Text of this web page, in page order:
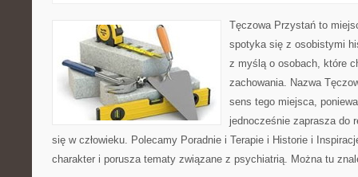
Tęczowa Przystań to
spotyka się z osobistymi
z myślą o osobach, które
zachowania. Nazwa
sens tego miejsca,
jednocześnie zaprasza do
się w człowieku. Polecamy Poradnie i Terapie i Historie i
charakter i porusza tematy związane z psychiatrią. Można tu